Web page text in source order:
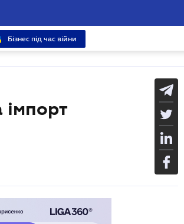
Бізнес під час війни
імпорт